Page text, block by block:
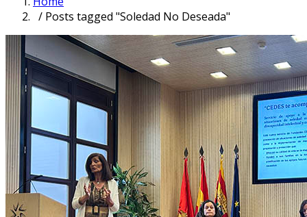
/ Posts tagged "Soledad No Deseada"